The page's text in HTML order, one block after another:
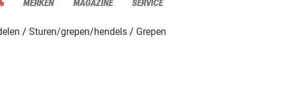
MERKEN MAGAZINE SERVICE
Sturen/grepen/hendels Grepen